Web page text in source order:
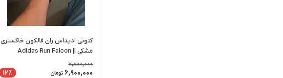
کتونی ادیداس ران فالکون خاکستری
مشکی || Adidas Run Falcon
7,800,000
6,900,000 تومان 12٪